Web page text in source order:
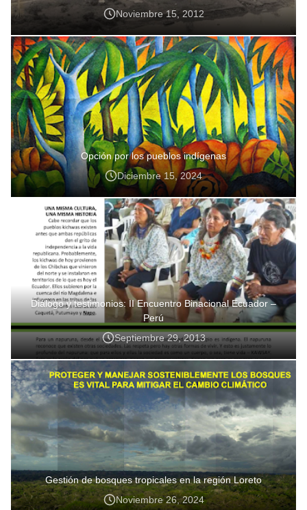
Noviembre 15, 2012
Opción por los pueblos indígenas
Diciembre 15, 2024
Diálogo y testimonios: II Encuentro Binacional Ecuador –
Perú
Septiembre 29, 2013
Gestión de bosques tropicales en la región Loreto
Noviembre 26, 2024